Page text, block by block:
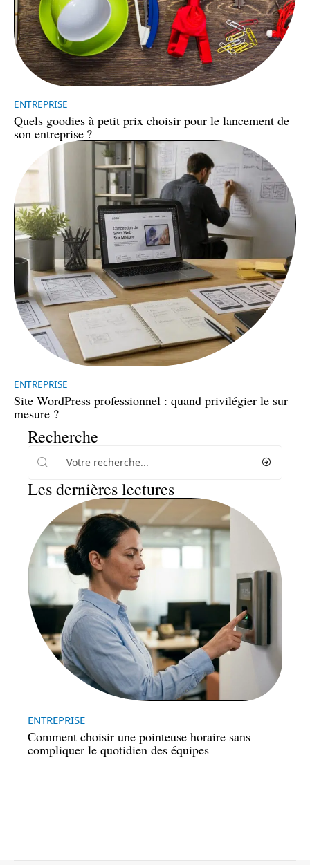
ENTREPRISE
Quels goodies à petit prix choisir pour le lancement de
son entreprise ?
ENTREPRISE
Site WordPress professionnel : quand privilégier le sur
mesure ?
Recherche
Les dernières lectures
ENTREPRISE
Comment choisir une pointeuse horaire sans
compliquer le quotidien des équipes